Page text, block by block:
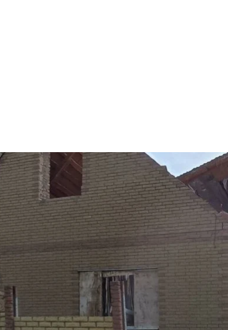
Наслідки російської атаки на
російські війська понад 40 разів
авіабомби.
обласної військової адміністрації
припало на Нікопольщину, де під вогнем
Покровська та Мирівська громади. Там
рік, а також 15-річна дівчина. Усім
обстріли в районі понівечені приватні